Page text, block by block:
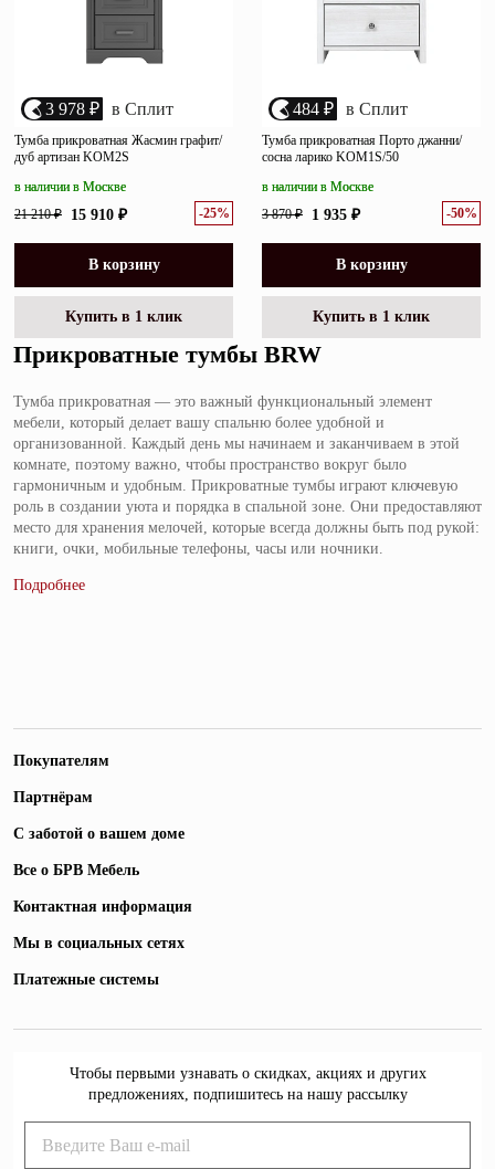
3 978 ₽ в Сплит
Тумба прикроватная Жасмин графит/
дуб артизан KOM2S
21 210 ₽ 15 910 ₽ -25%
в наличии в Москве
В корзину
Купить в 1 клик
484 ₽ в Сплит
Тумба прикроватная Порто джанни/
сосна ларико KOM1S/50
3 870 ₽ 1 935 ₽ -50%
в наличии в Москве
В корзину
Купить в 1 клик
Прикроватные тумбы BRW
Тумба прикроватная — это важный функциональный элемент
мебели, который делает вашу спальню более удобной и
организованной. Каждый день мы начинаем и заканчиваем в этой
комнате, поэтому важно, чтобы пространство вокруг было
гармоничным и удобным. Прикроватные тумбы играют ключевую
роль в создании уюта и порядка в спальной зоне. Они предоставляют
место для хранения мелочей, которые всегда должны быть под рукой:
книги, очки, мобильные телефоны, часы или ночники.
Покупателям
Партнёрам
С заботой о вашем доме
Все о БРВ Мебель
Контактная информация
Мы в социальных сетях
Платежные системы
Чтобы первыми узнавать о скидках, акциях и других
предложениях, подпишитесь на нашу рассылку